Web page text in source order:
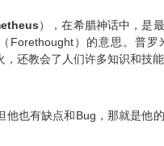
），在希腊神话中，是
（ Forethought）的意思。普罗
还教会了人们许多知识和技能
他也有缺点和Bug ，那就是他